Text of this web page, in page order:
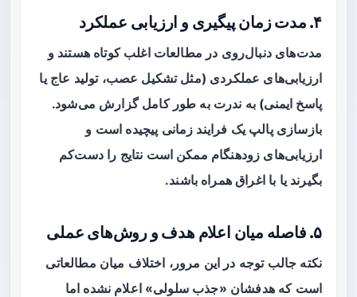
۴. مدت زمان پیگیری و ارزیابی عملکرد
مدت‌های دنبال‌روی در مطالعات اغلب کوتاه هستند و
ارزیابی‌های عملکردی (مثل تشکیل عصب، تولید عاج یا
پاسخ ایمنی) به ندرت به طور کامل گزارش می‌شود.
بازسازی پالپ یک فرایند زمانی پیچیده است و
ارزیابی‌های زودهنگام ممکن است نتایج را دست‌کم
بگیرند یا با اغراق همراه باشند.
۵. فاصله میان اعلام هدف و روش‌های عملی
نکته جالب توجه در این مرور، اختلاف میان مطالعاتی
است که هدفشان «جذب سلولی» اعلام نشده اما